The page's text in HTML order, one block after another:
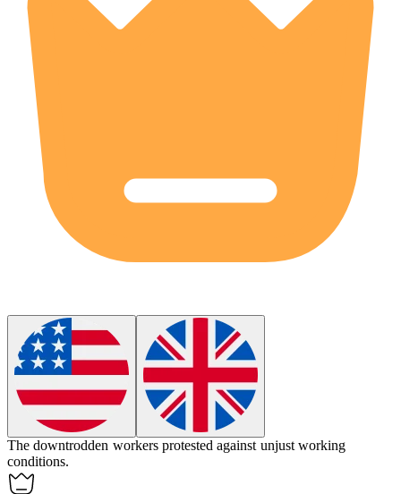
Thedowntrodden workers protested against unjust working
conditions.